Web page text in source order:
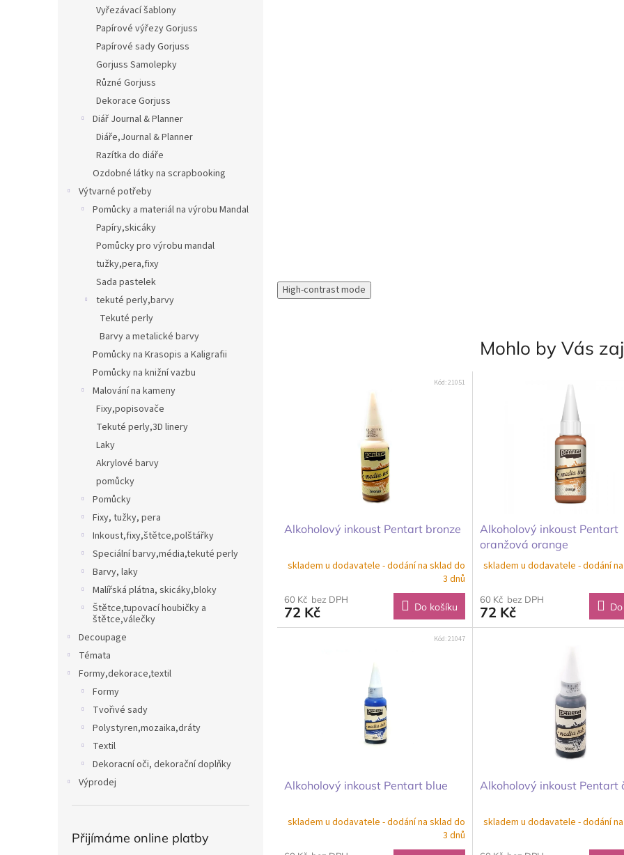
Vyřezávací šablony
Papírové výřezy Gorjuss
Papírové sady Gorjuss
Gorjuss Samolepky
Různé Gorjuss
Dekorace Gorjuss
Diář Journal & Planner
Diáře,Journal & Planner
Razítka do diáře
Ozdobné látky na scrapbooking
Výtvarné potřeby
Pomůcky a materiál na výrobu Mandal
Papíry,skicáky
Pomůcky pro výrobu mandal
tužky,pera,fixy
Sada pastelek
tekuté perly,barvy
Tekuté perly
Barvy a metalické barvy
Pomůcky na Krasopis a Kaligrafii
Pomůcky na knižní vazbu
Malování na kameny
Fixy,popisovače
Tekuté perly,3D linery
Laky
Akrylové barvy
pomůcky
Pomůcky
Fixy, tužky, pera
Inkoust,fixy,štětce,polštářky
Speciální barvy,média,tekuté perly
Barvy, laky
Malířská plátna, skicáky,bloky
Štětce,tupovací houbičky a
štětce,válečky
Decoupage
Témata
Formy,dekorace,textil
Formy
Tvořivé sady
Polystyren,mozaika,dráty
Textil
Dekoracní oči, dekorační doplňky
Výprodej
Přijímáme online platby
High-contrast mode
Mohlo by Vás
Alkoholový inkoust Pentart bronze
skladem u dodavatele - dodání na sklad do
3 dnů
60 Kč bez DPH
72 Kč Do košíku
Kód:21051
Alkoholový inkoust Pentart
oranžová orange
skladem u dodavatele - dodání
60 Kč bez DPH
72 Kč
Alkoholový inkoust Pentart blue
skladem u dodavatele - dodání na sklad do
3 dnů
Kód:21047
Alkoholový inkoust Pentart
skladem u dodavatele - dodání